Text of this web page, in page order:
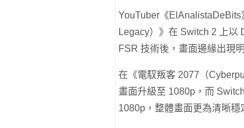
YouTuber《
Legacy）》在 Switch 2 上以
FSR 技術後，畫面邊緣出現
在《電馭叛客 2077（
畫面升級至 1080p，而
1080p，整體畫面更為清晰穩